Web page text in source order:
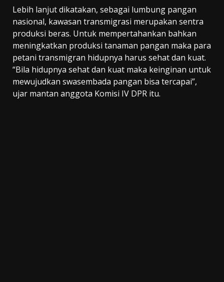
Lebih lanjut dikatakan, sebagai lumbung pangan
nasional, kawasan transmigrasi merupakan sentra
produksi beras. Untuk mempertahankan bahkan
meningkatkan produksi tanaman pangan maka para
petani transmigran hidupnya harus sehat dan kuat.
“Bila hidupnya sehat dan kuat maka keinginan untuk
mewujudkan swasembada pangan bisa tercapai”,
ujar mantan anggota Komisi IV DPR itu.